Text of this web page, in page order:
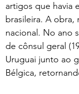
artigos que havia
brasileira. A obra,
nacional. No ano
de cônsul geral
Uruguai junto ao
Bélgica,